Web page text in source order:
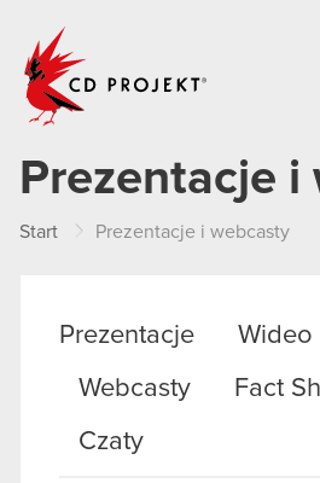
Prezentacje
Start Prezentacje i webcasty
Prezentacje
Wideo
Webcasty
Fact
Czaty